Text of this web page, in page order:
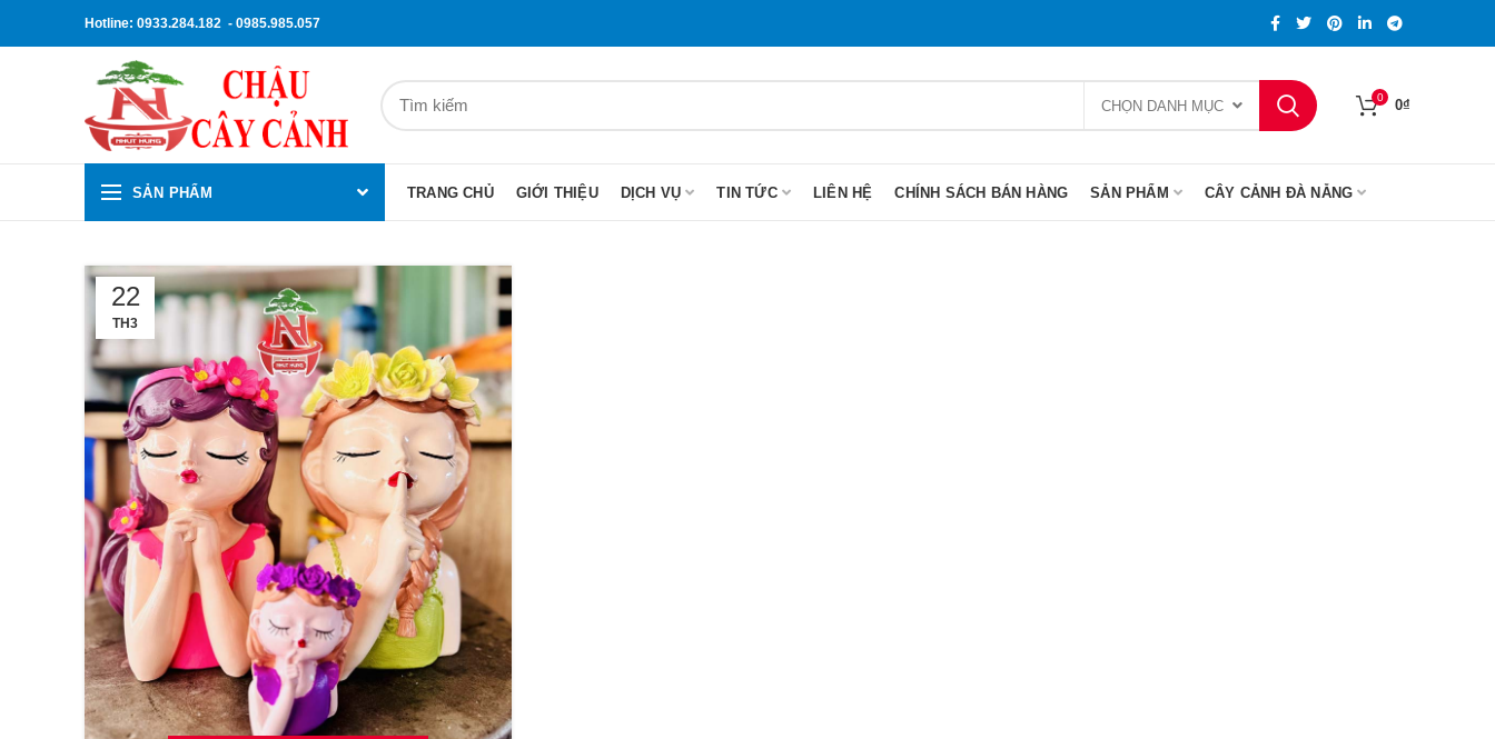
Hotline: 0933.284.182 - 0985.985.057
CHỌN DANH MỤC
0 0₫
SẢN PHẨM TRANG CHỦ GIỚI THIỆU DỊCH VỤ TIN TỨC LIÊN HỆ CHÍNH SÁCH BÁN HÀNG SẢN PHẨM CÂY CẢNH ĐÀ NẴNG
22
TH3